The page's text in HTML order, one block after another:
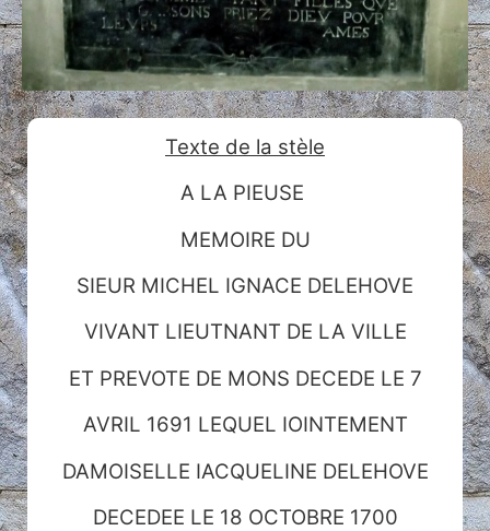
Texte de la stèle
A LA PIEUSE
MEMOIRE DU
SIEUR MICHEL IGNACE DELEHOVE
VIVANT LIEUTNANT DE LA VILLE
ET PREVOTE DE MONS DECEDE LE 7
AVRIL 1691 LEQUEL IOINTEMENT
DAMOISELLE IACQUELINE DELEHOVE
DECEDEE LE 18 OCTOBRE 1700